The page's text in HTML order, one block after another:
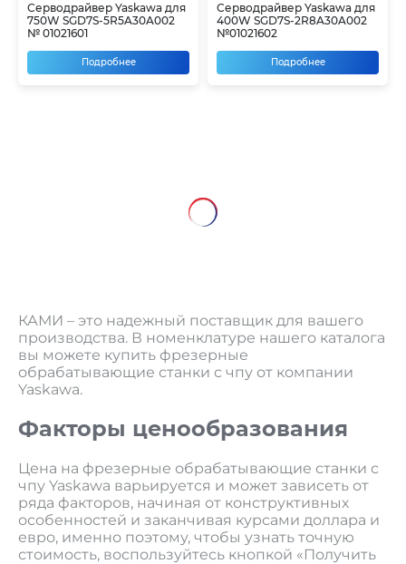
Серводрайвер Yaskawa для
750W SGD7S-5R5A30A002
№ 01021601
Подробнее
Серводрайвер Yaskawa для
400W SGD7S-2R8A30A002
№01021602
Подробнее
КАМИ – это надежный поставщик для вашего
производства. В номенклатуре нашего каталога
вы можете купить фрезерные
обрабатывающие станки с чпу от компании
Yaskawa.
Факторы ценообразования
Цена на фрезерные обрабатывающие станки с
чпу Yaskawa варьируется и может зависеть от
ряда факторов, начиная от конструктивных
особенностей и заканчивая курсами доллара и
евро, именно поэтому, чтобы узнать точную
стоимость, воспользуйтесь кнопкой «Получить